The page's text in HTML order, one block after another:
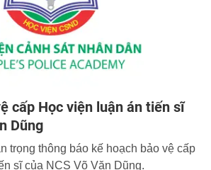
cấp Học viện luận án tiến sĩ
Dũng
trọng thông báo kế hoạch bảo vệ cấp
sĩ của NCS Võ Văn Dũng.